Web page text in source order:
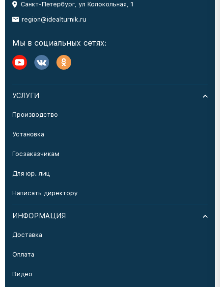
Санкт-Петербург, ул Колокольная, 1
region@idealturnik.ru
Мы в социальных сетях:
УСЛУГИ
Производство
Установка
Госзаказчикам
Для юр. лиц
Написать директору
ИНФОРМАЦИЯ
Доставка
Оплата
Видео